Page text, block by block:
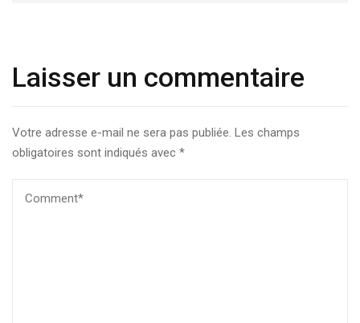
Laisser un commentaire
Votre adresse e-mail ne sera pas publiée. Les champs
obligatoires sont indiqués avec *